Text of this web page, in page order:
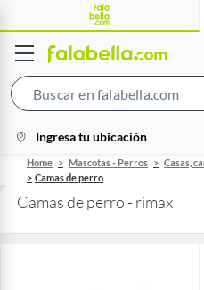
location-
icon
Ingresa tu ubicación
Home Mascotas - Perros
Casas,
Camas de perro
Camas de perro - rimax